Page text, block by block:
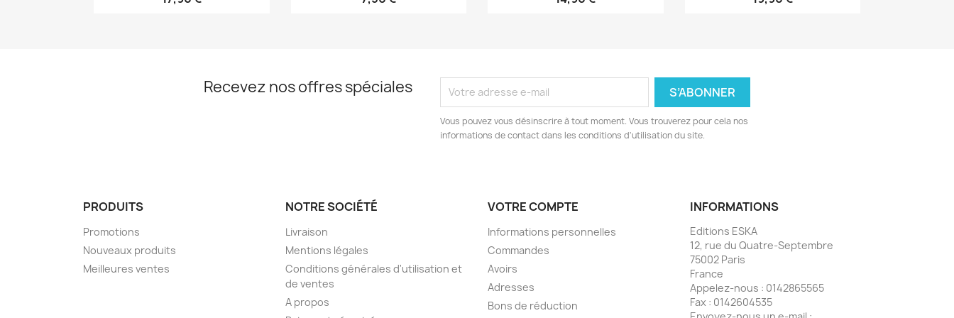
Recevez nos offres spéciales
Vous pouvez vous désinscrire à tout moment. Vous trouverez pour cela nos
informations de contact dans les conditions d'utilisation du site.
PRODUITS
Promotions
Nouveaux produits
Meilleures ventes
NOTRE SOCIÉTÉ
Livraison
Mentions légales
Conditions générales d'utilisation et
de ventes
A propos
VOTRE COMPTE
Informations personnelles
Commandes
Avoirs
Adresses
Bons de réduction
INFORMATIONS
Editions ESKA
12, rue du Quatre-Septembre
75002 Paris
France
Appelez-nous : 0142865565
Fax : 0142604535